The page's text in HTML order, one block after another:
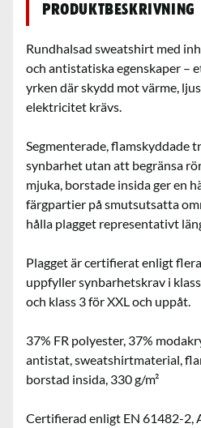
Produktbeskrivning
Rundhalsad sweatshirt med
och antistatiska egenskaper –
yrken där skydd mot värme,
elektricitet krävs.
Segmenterade, flamskyddade
synbarhet utan att begränsa
mjuka, borstade insida ger en
färgpartier på smutsutsatta
hålla plagget representativt
Plagget är certifierat enligt
uppfyller synbarhetskrav i
och klass 3 för XXL och uppåt.
37% FR polyester, 37%
antistat, sweatshirtmaterial,
borstad insida, 330 g/m²
Certifierad enligt EN 61482-2,